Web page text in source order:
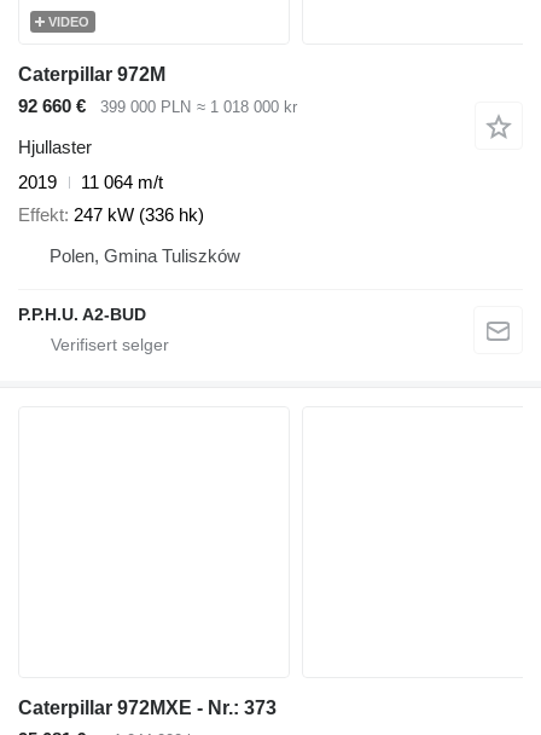
VIDEO
Caterpillar 972M
92 660 €
399 000 PLN ≈ 1 018 000 kr
Hjullaster
2019
11 064 m/t
Effekt 247 kW (336 hk)
Polen, Gmina Tuliszków
P.P.H.U. A2-BUD
Caterpillar 972MXE - Nr.: 373